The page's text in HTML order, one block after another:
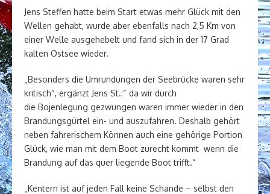
Jens Steffen hatte beim Start etwas mehr Glück mit den
Wellen gehabt, wurde aber ebenfalls nach 2,5 Km von
einer Welle ausgehebelt und fand sich in der 17 Grad
kalten Ostsee wieder.
„Besonders die Umrundungen der Seebrücke waren sehr
kritisch“, ergänzt Jens St.:“ da wir durch
die Bojenlegung gezwungen waren immer wieder in den
Brandungsgürtel ein- und auszufahren. Deshalb gehört
neben fahrerischem Können auch eine gehörige Portion
Glück, wie man mit dem Boot zurecht kommt wenn die
Brandung auf das quer liegende Boot trifft.“
„Kentern ist auf jeden Fall keine Schande – selbst den